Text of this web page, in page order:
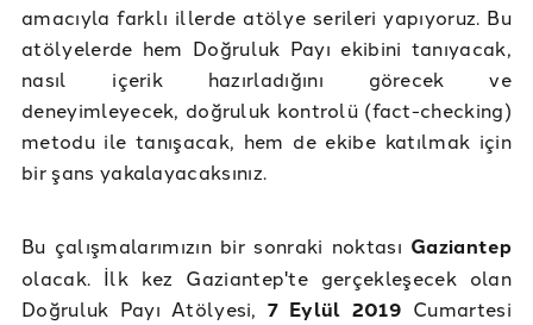
amacıyla farklı illerde atölye serileri yapıyoruz. Bu
atölyelerde hem Doğruluk Payı ekibini tanıyacak,
nasıl içerik hazırladığını görecek ve
deneyimleyecek, doğruluk kontrolü (fact-checking)
metodu ile tanışacak, hem de ekibe katılmak için
bir şans yakalayacaksınız.
Bu çalışmalarımızın bir sonraki noktası Gaziantep
olacak. İlk kez Gaziantep'te gerçekleşecek olan
Doğruluk Payı Atölyesi, 7 Eylül 2019 Cumartesi